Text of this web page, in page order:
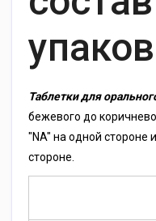
Таблетки для
бежевого до
"NA" на одной стороне
стороне.